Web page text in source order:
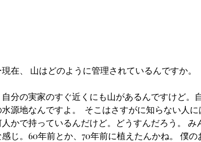
現在、 山はどのように管理されているんですか。
分の実家のすぐ近くにも山があるんですけど。
源地なんですよ。  そこはさすがに知らない人
かで持っているんだけど。どうすんだろう。
感じ。60年前とか、70年前に植えたんかね。 僕